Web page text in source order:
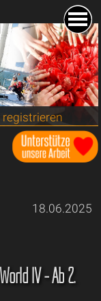
18.06.2025
IV - Ab 2.